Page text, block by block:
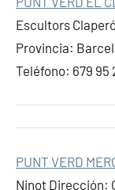
Escultors
Provincia:
Teléfono: 679 95
PUNT VERD
Ninot Dirección: